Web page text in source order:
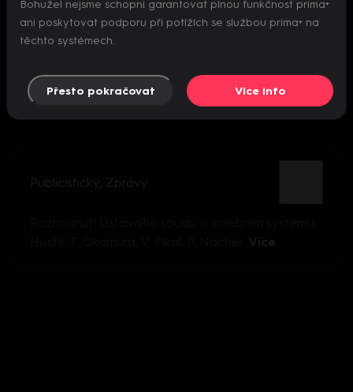
Nepodařilo se inicializovat přehrávač
Publicistický Zprávy
Více
Bohužel nejsme schopni garantovat plnou funkčnost prima+
ani poskytovat podporu při potížích se službou prima+ na
těchto systémech.
Přesto pokračovat Více info